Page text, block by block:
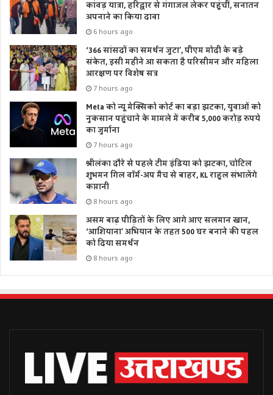
ही ग्रीन केंपस भी बनाए जाएंगे। सभी उच्च शिक्षा संस्थानों के आपसी
समन्वय के साथ टीचिंग लेवल को अपडेट करने का कार्य भी किया
जाएगा। शिक्षा में शोध एवं गुणवत्ता बढ़ाने के निरंतर प्रयास किये जा रहे
हैं।
इस अवसर पर नैक बैंगलुरू के निदेशक प्रो.एस.सी. शर्मा, चांसलर
डी.आई.टी यूनिवर्सिटी एन. रविशंकर, सचिव उच्च शिक्षा शैलेश बगौली,
अपर सचिव उच्च शिक्षा प्रशांत आर्य, निदेशक उच्च शिक्षा डॉ. जगदीश
प्रसाद, डॉ बी.एस पेनमुदीराज एवं अन्य गणमान्य उपस्थित थे।
Tags डी.आई.टी कॉलेज
निदेशक प्रो.एस.सी. शर्मा
सचिव उच्च शिक्षा शैलेश बगौली
कांवड़ यात्रा, हरिद्वार से गंगाजल लेकर पहुंचीं, सनातन
अपनाने का किया दावा
6 hours ago
‘366 सांसदों का समर्थन जुटा’, पीएम मोदी के बड़े
संकेत, इसी महीने आ सकता है परिसीमन और महिला
आरक्षण पर विशेष सत्र
7 hours ago
Meta को न्यू मेक्सिको कोर्ट का बड़ा झटका, युवाओं को
नुकसान पहुंचाने के मामले में करीब 5,000 करोड़ रुपये
का जुर्माना
7 hours ago
श्रीलंका दौरे से पहले टीम इंडिया को झटका, चोटिल
शुभमन गिल वॉर्म-अप मैच से बाहर, KL राहुल संभालेंगे
कप्तानी
8 hours ago
असम बाढ़ पीड़ितों के लिए आगे आए सलमान खान,
‘आशियाना’ अभियान के तहत 500 घर बनाने की पहल
को दिया समर्थन
8 hours ago